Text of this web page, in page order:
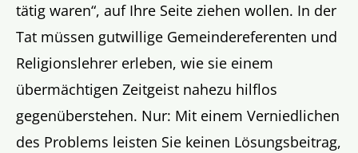
tätig waren“, auf Ihre Seite ziehen wollen. In der
Tat müssen gutwillige Gemeindereferenten und
Religionslehrer erleben, wie sie einem
übermächtigen Zeitgeist nahezu hilflos
gegenüberstehen. Nur: Mit einem Verniedlichen
des Problems leisten Sie keinen Lösungsbeitrag,